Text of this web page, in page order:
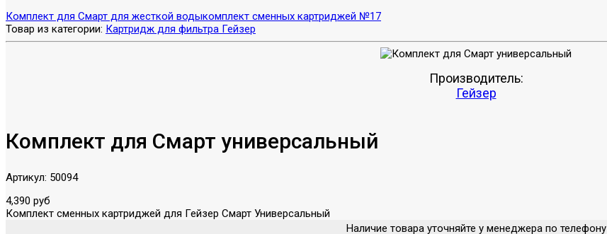
Комплект для Смарт для жесткой водыкомплект сменных картриджей №17
Товар из категории: Картридж для фильтра Гейзер
Производитель:
Гейзер
Комплект для Смарт универсальный
Артикул: 50094
4,390 руб
Комплект сменных картриджей для Гейзер Смарт Универсальный
Наличие товара уточняйте у менеджера по телефону